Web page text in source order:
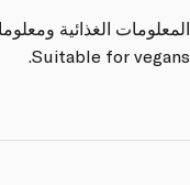
المعلومات الغذائية
Suitable for vegans.